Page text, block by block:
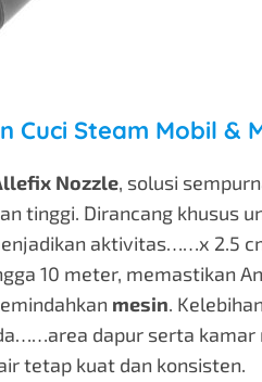
Nozzle, solusi
tinggi. Dirancang khusus
aktivitas……x 2.5
10 meter, memastikan
mesin. Kelebihan
…area dapur serta kamar
tetap kuat dan konsisten.